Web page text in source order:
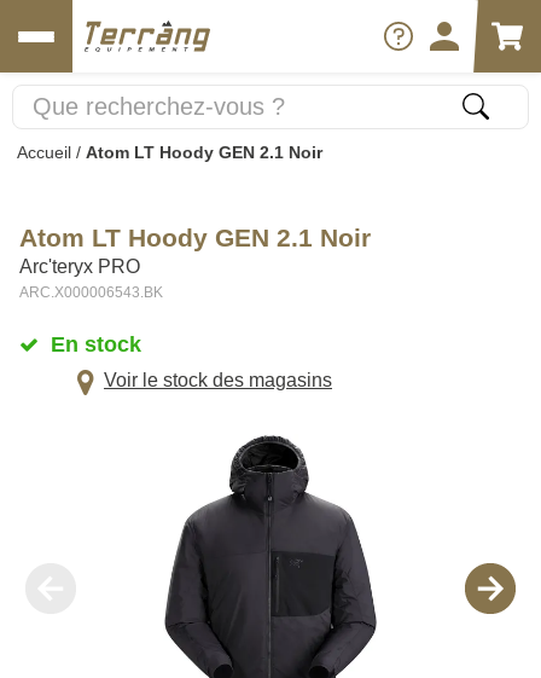
Accueil / Atom LT Hoody GEN 2.1 Noir
Atom LT Hoody GEN 2.1 Noir
Arc'teryx PRO
ARC.X000006543.BK
En stock
Voir le stock des magasins